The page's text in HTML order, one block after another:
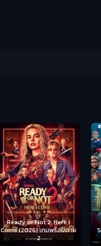
Ready or Not 2: Here I
Come (2026) เกมพร้อมตาย
2